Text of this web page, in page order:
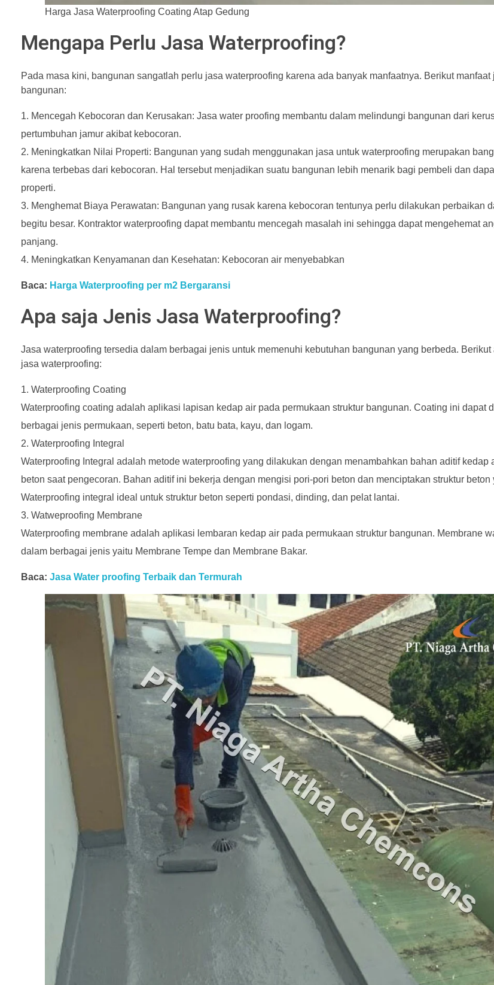
Harga Jasa Waterproofing Coating Atap Gedung
Mengapa Perlu Jasa Waterproofing?
Pada masa kini, bangunan sangatlah perlu jasa waterproofing karena ada banyak manfaatnya. Berikut
bangunan:
Mencegah Kebocoran dan Kerusakan: Jasa water proofing membantu dalam melindungi bangunan dari
pertumbuhan jamur akibat kebocoran.
Meningkatkan Nilai Properti: Bangunan yang sudah menggunakan jasa untuk waterproofing merupakan
karena terbebas dari kebocoran. Hal tersebut menjadikan suatu bangunan lebih menarik bagi pembeli dan
properti.
Menghemat Biaya Perawatan: Bangunan yang rusak karena kebocoran tentunya perlu dilakukan perbaikan
begitu besar. Kontraktor waterproofing dapat membantu mencegah masalah ini sehingga dapat mengehemat
panjang.
Meningkatkan Kenyamanan dan Kesehatan: Kebocoran air menyebabkan
Baca: Harga Waterproofing per m2 Bergaransi
Apa saja Jenis Jasa Waterproofing?
Jasa waterproofing tersedia dalam berbagai jenis untuk memenuhi kebutuhan bangunan yang berbeda.
jasa waterproofing:
Waterproofing Coating
Waterproofing coating adalah aplikasi lapisan kedap air pada permukaan struktur bangunan. Coating ini dapat
berbagai jenis permukaan, seperti beton, batu bata, kayu, dan logam.
Waterproofing Integral
Waterproofing Integral adalah metode waterproofing yang dilakukan dengan menambahkan bahan aditif kedap
beton saat pengecoran. Bahan aditif ini bekerja dengan mengisi pori-pori beton dan menciptakan struktur beton
Waterproofing integral ideal untuk struktur beton seperti pondasi, dinding, dan pelat lantai.
Watweproofing Membrane
Waterproofing membrane adalah aplikasi lembaran kedap air pada permukaan struktur bangunan. Membrane
dalam berbagai jenis yaitu Membrane Tempe dan Membrane Bakar.
Baca: Jasa Water proofing Terbaik dan Termurah